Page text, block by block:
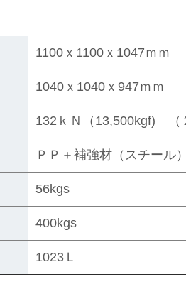
1100ｘ1100ｘ1047ｍｍ
1040ｘ1040ｘ947ｍｍ
132ｋＮ（13,500kgf) （
ＰＰ＋補強材（スチール）
56kgs
400kgs
1023Ｌ